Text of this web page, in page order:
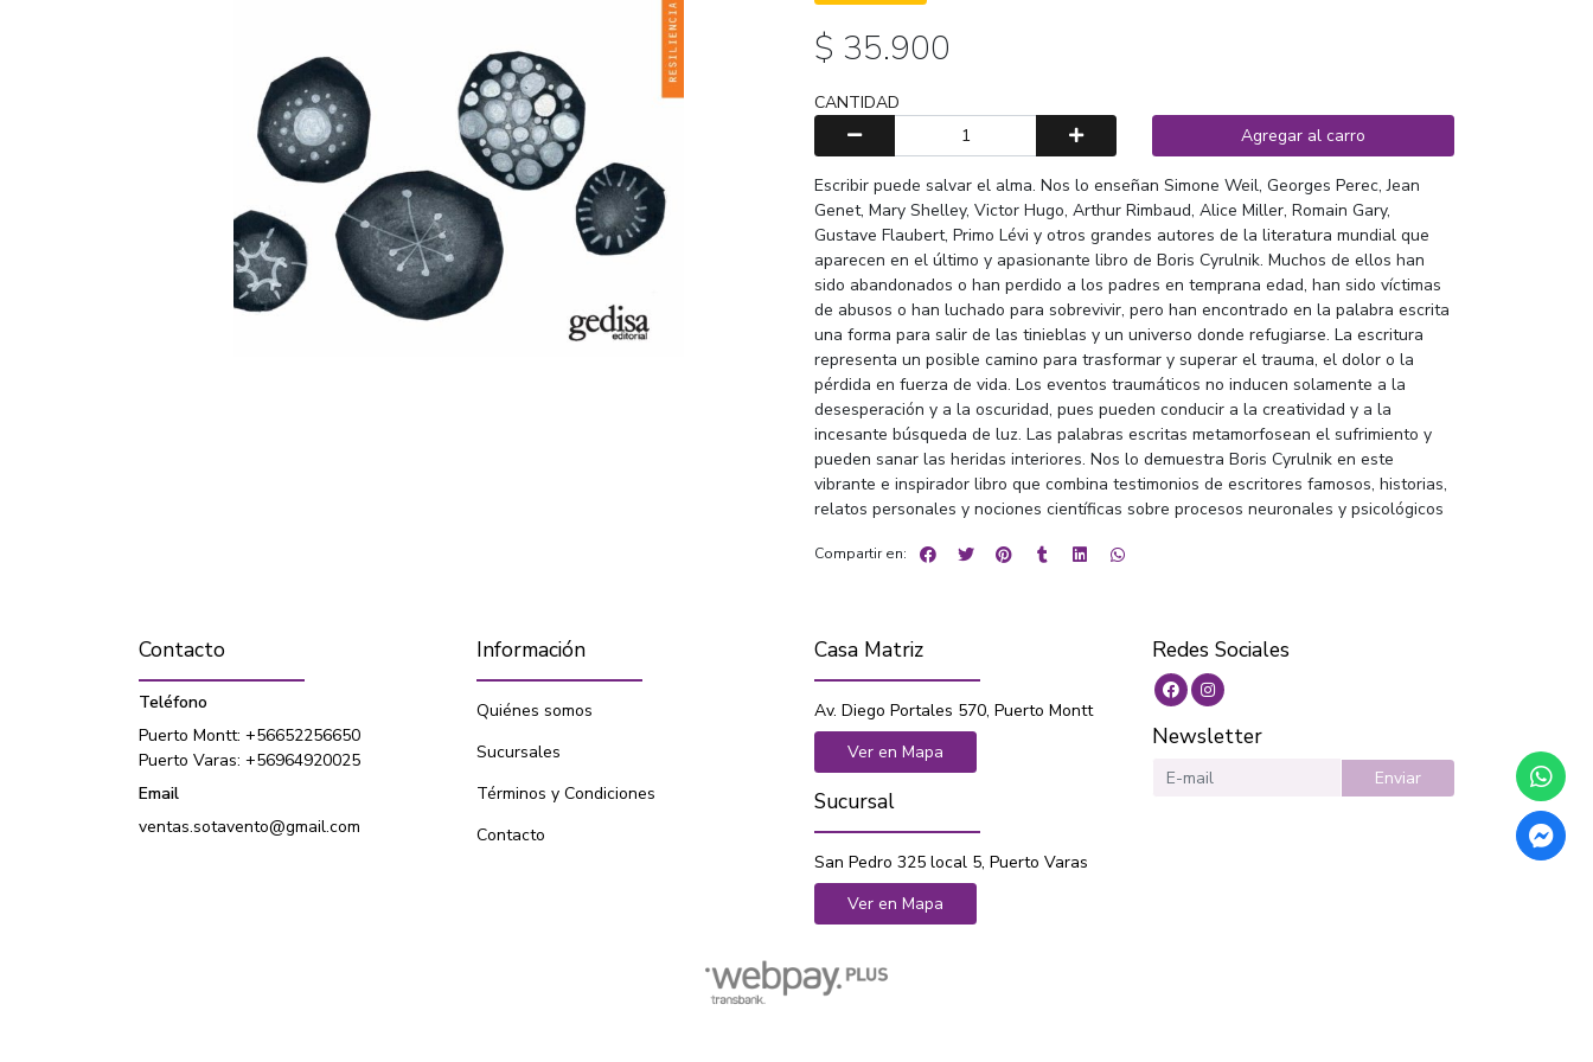
$ 35.900
CANTIDAD
Agregar al carro
Escribir puede salvar el alma. Nos lo enseñan Simone Weil, Georges Perec, Jean
Genet, Mary Shelley, Victor Hugo, Arthur Rimbaud, Alice Miller, Romain Gary,
Gustave Flaubert, Primo Lévi y otros grandes autores de la literatura mundial que
aparecen en el último y apasionante libro de Boris Cyrulnik. Muchos de ellos han
sido abandonados o han perdido a los padres en temprana edad, han sido víctimas
de abusos o han luchado para sobrevivir, pero han encontrado en la palabra escrita
una forma para salir de las tinieblas y un universo donde refugiarse. La escritura
representa un posible camino para trasformar y superar el trauma, el dolor o la
pérdida en fuerza de vida. Los eventos traumáticos no inducen solamente a la
desesperación y a la oscuridad, pues pueden conducir a la creatividad y a la
incesante búsqueda de luz. Las palabras escritas metamorfosean el sufrimiento y
pueden sanar las heridas interiores. Nos lo demuestra Boris Cyrulnik en este
vibrante e inspirador libro que combina testimonios de escritores famosos, historias,
relatos personales y nociones científicas sobre procesos neuronales y psicológicos
Compartir en:
Contacto
Teléfono
Puerto Montt: +56652256650
Puerto Varas: +56964920025
Email
ventas.sotavento@gmail.com
Información
Quiénes somos
Sucursales
Términos y Condiciones
Contacto
Casa Matriz
Av. Diego Portales 570, Puerto Montt
Ver en Mapa
Sucursal
San Pedro 325 local 5, Puerto Varas
Ver en Mapa
Redes Sociales
Newsletter
Enviar